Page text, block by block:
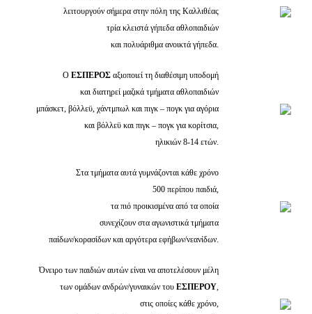
λειτουργούν σήμερα στην πόλη της Καλλιθέας
τρία κλειστά γήπεδα αθλοπαιδιών
και πολυάριθμα ανοικτά γήπεδα.
Ο ΕΣΠΕΡΟΣ αξιοποιεί τη διαθέσιμη υποδομή
και διατηρεί μαζικά τμήματα αθλοπαιδιών
μπάσκετ, βόλλεϋ, χάντμπωλ και πιγκ – πογκ για αγόρια
και βόλλεϋ και πιγκ – πογκ για κορίτσια,
ηλικιών 8-14 ετών.
Στα τμήματα αυτά γυμνάζονται κάθε χρόνο
500 περίπου παιδιά,
τα πιό προικισμένα από τα οποία
συνεχίζουν στα αγωνιστικά τμήματα
παίδων/κορασίδων και αργότερα εφήβων/νεανίδων.
Όνειρο των παιδιών αυτών είναι να αποτελέσουν μέλη
των ομάδων ανδρών/γυναικών του ΕΣΠΕΡΟΥ,
στις οποίες κάθε χρόνο,